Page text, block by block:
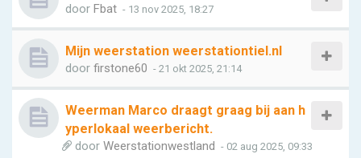
door Fbat - 13 nov 2025, 18:27
Mijn weerstation weerstationtiel.nl
door firstone60 - 21 okt 2025, 21:14
Weerman Marco draagt graag bij aan h
yperlokaal weerbericht.
door Weerstationwestland - 02 aug 2025, 09:33